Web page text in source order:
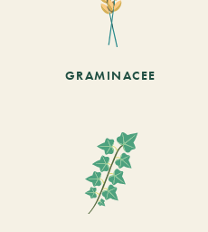
GRAMINACEE